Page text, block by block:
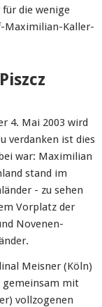
die wenige
Maximilian-Kaller-
4. Mai 2003 wird
verdanken ist dies
war: Maximilian
stand im
- zu sehen
Vorplatz der
Novenen-
Meisner (Köln)
gemeinsam mit
vollzogenen